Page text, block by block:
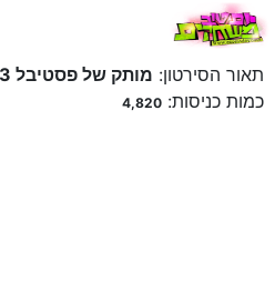
תאור הסירטון: מותק של פסטיבל 3 חנוכה 2010
כמות כניסות: 4,820